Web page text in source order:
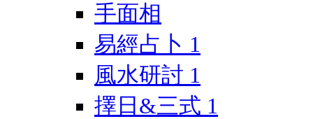
手面相
易經占卜 1
風水研討 1
擇日&三式 1